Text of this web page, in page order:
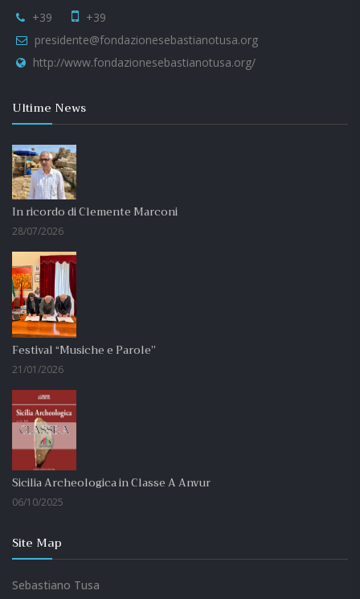
+39
+39
presidente@fondazionesebastianotusa.org
http://www.fondazionesebastianotusa.org/
Ultime News
In ricordo di Clemente Marconi
28/07/2026
Festival “Musiche e Parole”
21/01/2026
Sicilia Archeologica in Classe A Anvur
06/10/2025
Site Map
Sebastiano Tusa